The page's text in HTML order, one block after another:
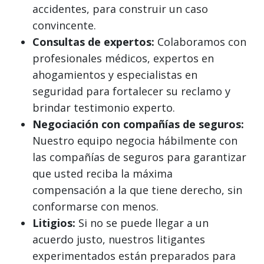
accidentes, para construir un caso
convincente.
Consultas de expertos: Colaboramos con
profesionales médicos, expertos en
ahogamientos y especialistas en
seguridad para fortalecer su reclamo y
brindar testimonio experto.
Negociación con compañías de seguros:
Nuestro equipo negocia hábilmente con
las compañías de seguros para garantizar
que usted reciba la máxima
compensación a la que tiene derecho, sin
conformarse con menos.
Litigios: Si no se puede llegar a un
acuerdo justo, nuestros litigantes
experimentados están preparados para